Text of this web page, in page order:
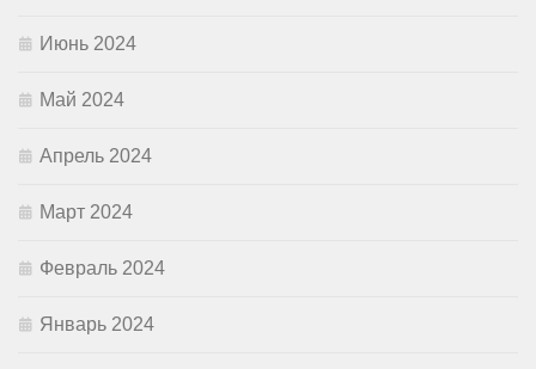
Июнь 2024
Май 2024
Апрель 2024
Март 2024
Февраль 2024
Январь 2024